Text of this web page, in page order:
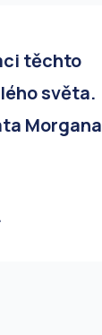
těchto
světa.
Morgana